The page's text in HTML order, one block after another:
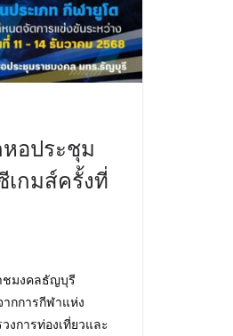
อประชุม
เกมส์ครั้งที่
ชมงคลธัญบุรี
กการกีฬาแห่ง
งการท่องเที่ยวและ